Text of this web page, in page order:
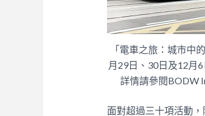
「電車之旅：城市中
月29日、30日及12月
詳情請參閱BODW
面對超過三十項活動